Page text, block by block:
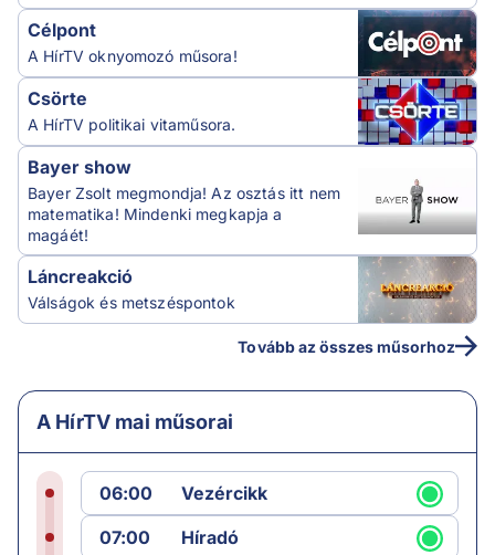
Célpont
A HírTV oknyomozó műsora!
Csörte
A HírTV politikai vitaműsora.
Bayer show
Bayer Zsolt megmondja! Az osztás itt nem
matematika! Mindenki megkapja a
magáét!
Láncreakció
Válságok és metszéspontok
Tovább az összes műsorhoz
A HírTV mai műsorai
06:00
Vezércikk
07:00
Híradó